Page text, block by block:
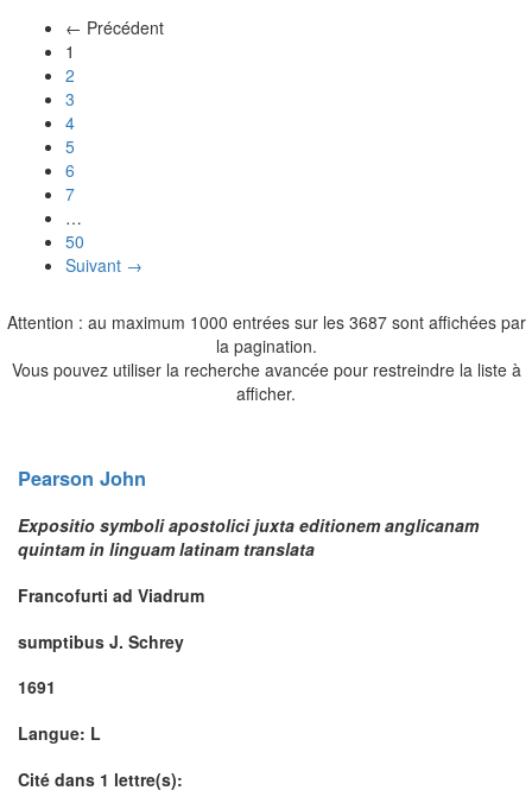
← Précédent
1
2
3
4
5
6
7
…
50
Suivant →
Attention : au maximum 1000 entrées sur les 3687 sont affichées par
la pagination.
Vous pouvez utiliser la recherche avancée pour restreindre la liste à
afficher.
Pearson John
Expositio symboli apostolici juxta editionem anglicanam
quintam in linguam latinam translata
Francofurti ad Viadrum
sumptibus J. Schrey
1691
Langue: L
Cité dans 1 lettre(s):